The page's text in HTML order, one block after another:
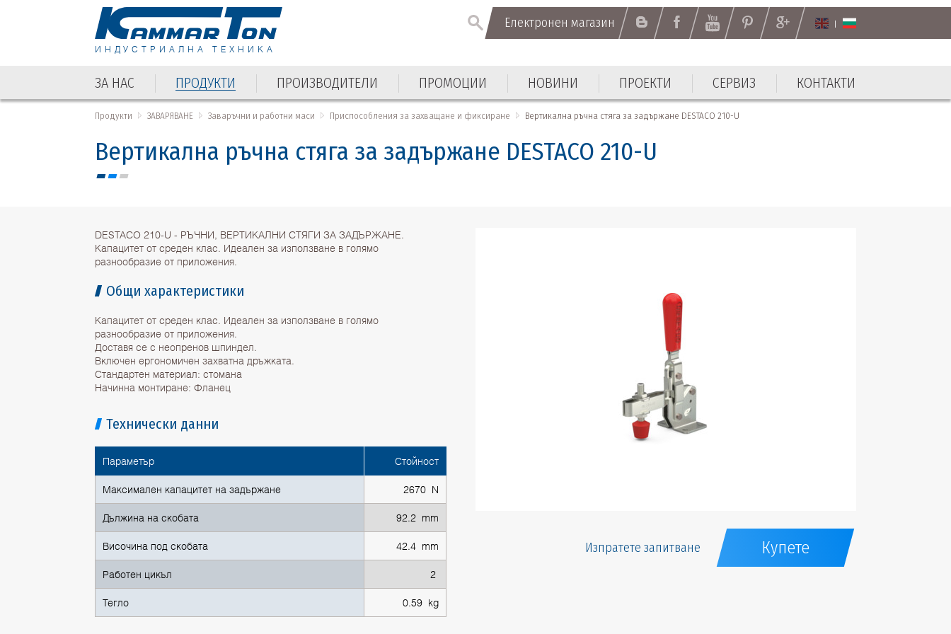
ИНДУСТРИАЛНА ТЕХНИКА
Електронен магазин
ЗА НАС ПРОДУКТИ ПРОИЗВОДИТЕЛИ ПРОМОЦИИ НОВИНИ ПРОЕКТИ СЕРВИЗ КОНТАКТИ
Електронен магазин
ЗА НАС ПРОДУКТИ
Продукти ЗАВАРЯВАНЕ Заваръчни и работни маси Приспособления за захващане и фиксиране Вертикална ръчна стяга за задържане DESTACO 210-U
Вертикална ръчна стяга за задържане DESTACO 210-U
DESTACO 210-U - РЪЧНИ, ВЕРТИКАЛНИ СТЯГИ ЗА ЗАДЪРЖАНЕ.
Капацитет от среден клас. Идеален за използване в голямо
разнообразие от приложения.
Общи характеристики
Капацитет от среден клас. Идеален за използване в голямо
разнообразие от приложения.
Доставя се с неопренов шпиндел.
Включен ергономичен захватна дръжката.
Стандартен материал: стомана
Начинна монтиране: Фланец
Технически данни
Параметър Стойност
Максимален капацитет на задържане 2670 N
Дължина на скобата 92.2 mm
Височина под скобата 42.4 mm
Работен цикъл 2
Тегло 0.59 kg
Изпратете запитване Купете